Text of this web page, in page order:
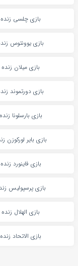
بازی چلسی زنده
بازی یوونتوس
بازی میلان زنده
بازی دورتموند
بازی بارسلونا زنده
بازی بایر لورکوزن
بازی فاینورد زنده
بازی پرسپولیس
بازی الهلال زنده
بازی الاتحاد زنده